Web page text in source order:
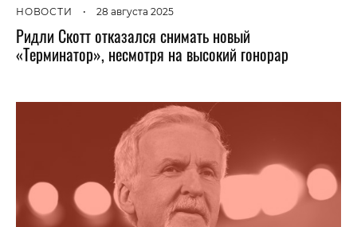
НОВОСТИ • 28 августа 2025
Ридли Скотт отказался снимать новый
«Терминатор», несмотря на высокий гонорар